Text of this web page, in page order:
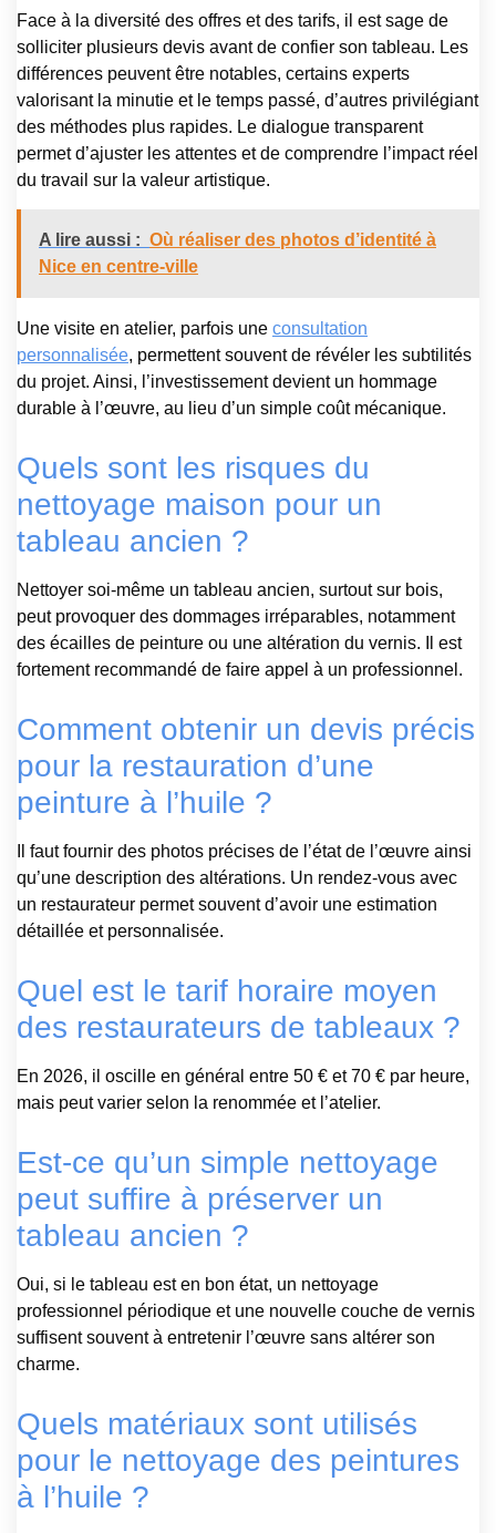
Face à la diversité des offres et des tarifs, il est sage de
solliciter plusieurs devis avant de confier son tableau. Les
différences peuvent être notables, certains experts
valorisant la minutie et le temps passé, d’autres privilégiant
des méthodes plus rapides. Le dialogue transparent
permet d’ajuster les attentes et de comprendre l’impact réel
du travail sur la valeur artistique.
A lire aussi : Où réaliser des photos d’identité à
Nice en centre-ville
Une visite en atelier, parfois une consultation
personnalisée, permettent souvent de révéler les subtilités
du projet. Ainsi, l’investissement devient un hommage
durable à l’œuvre, au lieu d’un simple coût mécanique.
Quels sont les risques du
nettoyage maison pour un
tableau ancien ?
Nettoyer soi-même un tableau ancien, surtout sur bois,
peut provoquer des dommages irréparables, notamment
des écailles de peinture ou une altération du vernis. Il est
fortement recommandé de faire appel à un professionnel.
Comment obtenir un devis précis
pour la restauration d’une
peinture à l’huile ?
Il faut fournir des photos précises de l’état de l’œuvre ainsi
qu’une description des altérations. Un rendez-vous avec
un restaurateur permet souvent d’avoir une estimation
détaillée et personnalisée.
Quel est le tarif horaire moyen
des restaurateurs de tableaux ?
En 2026, il oscille en général entre 50 € et 70 € par heure,
mais peut varier selon la renommée et l’atelier.
Est-ce qu’un simple nettoyage
peut suffire à préserver un
tableau ancien ?
Oui, si le tableau est en bon état, un nettoyage
professionnel périodique et une nouvelle couche de vernis
suffisent souvent à entretenir l’œuvre sans altérer son
charme.
Quels matériaux sont utilisés
pour le nettoyage des peintures
à l’huile ?